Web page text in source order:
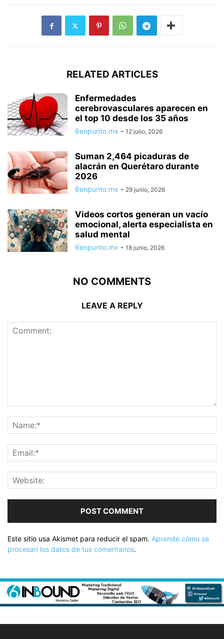
RELATED ARTICLES
Enfermedades
cerebrovasculares aparecen en
el top 10 desde los 35 años
6enpunto.mx - 12 julio, 2026
Suman 2,464 picaduras de
alacrán en Querétaro durante
2026
6enpunto.mx - 29 junio, 2026
Videos cortos generan un vacío
emocional, alerta especialista en
salud mental
6enpunto.mx - 18 junio, 2026
NO COMMENTS
LEAVE A REPLY
Este sitio usa Akismet para reducir el spam. Aprende cómo se
procesan los datos de tus comentarios.